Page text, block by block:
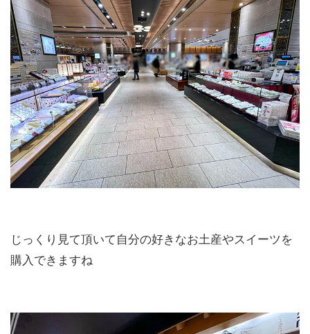
じっくり見て頂いて自分の好きなお土産やスイーツを
購入できますね